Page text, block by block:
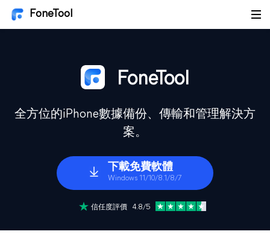
FoneTool
FoneTool
全方位的iPhone數據備份、傳輸和管理解決方
案。
下載免費軟體
Windows 11/10/8.1/8/7
信任度評價 4.8/5